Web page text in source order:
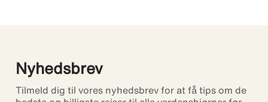
Nyhedsbrev
Tilmeld dig til vores nyhedsbrev for at få tips om de